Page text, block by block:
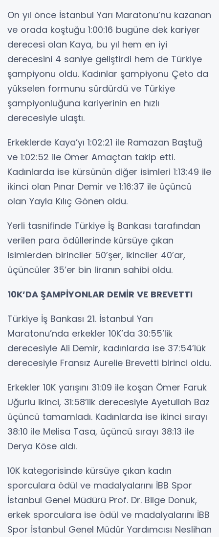
On yıl önce İstanbul Yarı Maratonu’nu kazanan
ve orada koştuğu 1:00:16 bugüne dek kariyer
derecesi olan Kaya, bu yıl hem en iyi
derecesini 4 saniye geliştirdi hem de Türkiye
şampiyonu oldu. Kadınlar şampiyonu Çeto da
yükselen formunu sürdürdü ve Türkiye
şampiyonluğuna kariyerinin en hızlı
derecesiyle ulaştı.
Erkeklerde Kaya’yı 1:02:21 ile Ramazan Baştuğ
ve 1:02:52 ile Ömer Amaçtan takip etti.
Kadınlarda ise kürsünün diğer isimleri 1:13:49 ile
ikinci olan Pınar Demir ve 1:16:37 ile üçüncü
olan Yayla Kılıç Gönen oldu.
Yerli tasnifinde Türkiye İş Bankası tarafından
verilen para ödüllerinde kürsüye çıkan
isimlerden birinciler 50’şer, ikinciler 40’ar,
üçüncüler 35’er bin liranın sahibi oldu.
10K’DA ŞAMPİYONLAR DEMİR VE BREVETTI
Türkiye İş Bankası 21. İstanbul Yarı
Maratonu’nda erkekler 10K’da 30:55’lik
derecesiyle Ali Demir, kadınlarda ise 37:54’lük
derecesiyle Fransız Aurelie Brevetti birinci oldu.
Erkekler 10K yarışını 31:09 ile koşan Ömer Faruk
Uğurlu ikinci, 31:58’lik derecesiyle Ayetullah Baz
üçüncü tamamladı. Kadınlarda ise ikinci sırayı
38:10 ile Melisa Tasa, üçüncü sırayı 38:13 ile
Derya Köse aldı.
10K kategorisinde kürsüye çıkan kadın
sporculara ödül ve madalyalarını İBB Spor
İstanbul Genel Müdürü Prof. Dr. Bilge Donuk,
erkek sporculara ise ödül ve madalyalarını İBB
Spor İstanbul Genel Müdür Yardımcısı Neslihan